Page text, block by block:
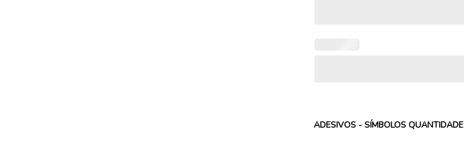
ADESIVOS - SÍMBOLOS QUANTIDADE